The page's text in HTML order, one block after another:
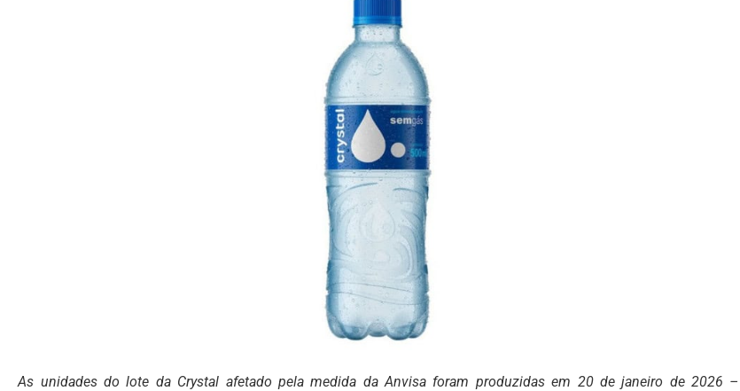
As unidades do lote da Crystal afetado pela medida da Anvisa foram produzidas em 20 de janeiro de 2026 –